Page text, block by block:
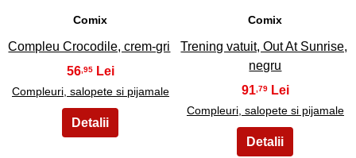
Comix
Compleu Crocodile, crem-gri
56,95
Compleuri, salopete si pijamale
Comix
Trening vatuit, Out At Sunrise,
negru
91 ,79
Compleuri, salopete si pijamale